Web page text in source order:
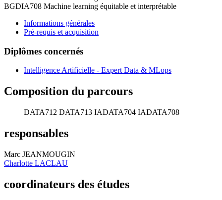
BGDIA708 Machine learning équitable et interprétable
Informations générales
Pré-requis et acquisition
Diplômes concernés
Intelligence Artificielle - Expert Data & MLops
Composition du parcours
DATA712 DATA713 IADATA704 IADATA708
responsables
Marc JEANMOUGIN
Charlotte LACLAU
coordinateurs des études